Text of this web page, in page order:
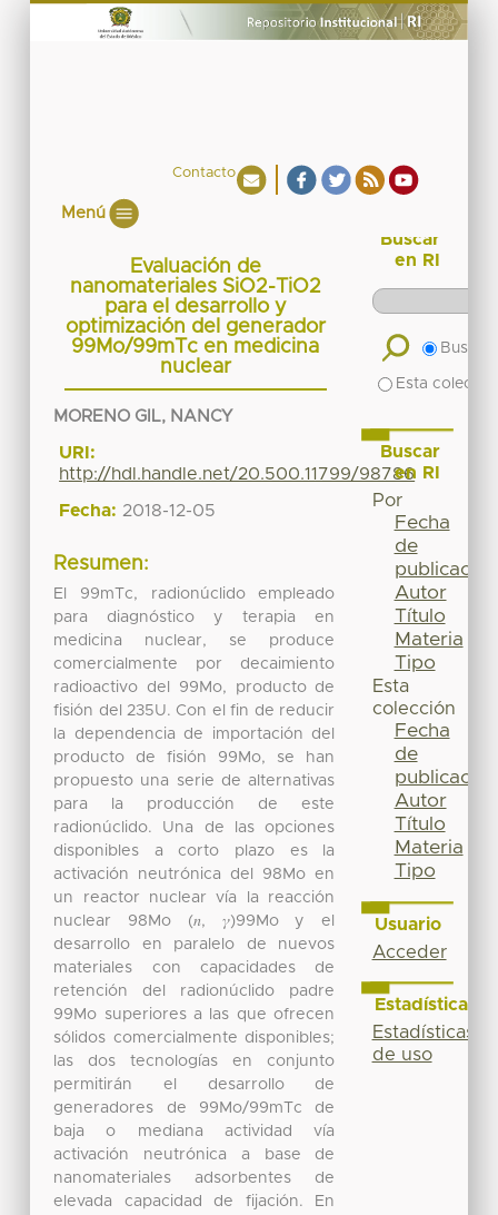
Contacto
Menú
Evaluación de
nanomateriales SiO2-TiO2
para el desarrollo y
optimización del generador
99Mo/99mTc en medicina
nuclear
MORENO GIL, NANCY
URI:
http://hdl.handle.net/20.500.11799/98786
Fecha: 2018-12-05
Resumen:
El 99mTc, radionúclido empleado
para diagnóstico y terapia en
medicina nuclear, se produce
comercialmente por decaimiento
radioactivo del 99Mo, producto de
fisión del 235U. Con el fin de reducir
la dependencia de importación del
producto de fisión 99Mo, se han
propuesto una serie de alternativas
para la producción de este
radionúclido. Una de las opciones
disponibles a corto plazo es la
activación neutrónica del 98Mo en
un reactor nuclear vía la reacción
nuclear 98Mo (𝑛, 𝛾)99Mo y el
desarrollo en paralelo de nuevos
materiales con capacidades de
retención del radionúclido padre
99Mo superiores a las que ofrecen
sólidos comercialmente disponibles;
las dos tecnologías en conjunto
permitirán el desarrollo de
generadores de 99Mo/99mTc de
baja o mediana actividad vía
activación neutrónica a base de
nanomateriales adsorbentes de
elevada capacidad de fijación. En
Buscar
en RI
Buscar
Esta
Buscar
en RI
Por
Fecha
de
publicación
Autor
Título
Materia
Tipo
Esta
colección
Fecha
de
publicación
Autor
Título
Materia
Tipo
Usuario
Acceder
Estadísticas
Estadísticas
de uso